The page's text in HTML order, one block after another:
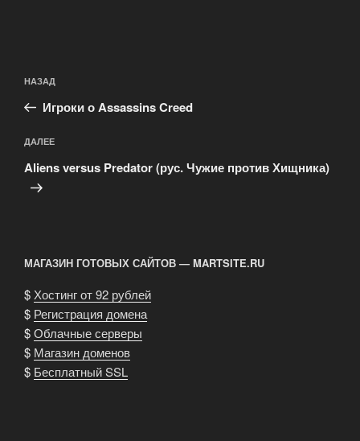
по
записям
Предыдущая
запись:
НАЗАД
Игроки о Assassins Creed
Следующая
запись
ДАЛЕЕ
Aliens versus Predator (рус. Чужие против Хищника)
МАГАЗИН ГОТОВЫХ САЙТОВ — MARTSITE.RU
$ Хостинг от 92 рублей
$ Регистрация домена
$Облачные серверы
$ Магазин доменов
$ Бесплатный SSL